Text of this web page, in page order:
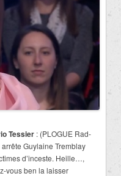
Tessier : (PLOGUE Rad-
Guylaine Tremblay
d’inceste. Heille…,
vous ben la laisser